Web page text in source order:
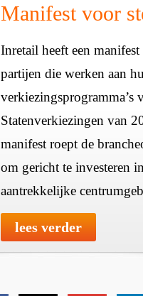
Manifest voor
Inretail heeft een
partijen die werken aan
verkiezingsprogramma’s
Statenverkiezingen van
manifest roept de
om gericht te investeren
aantrekkelijke
lees verder